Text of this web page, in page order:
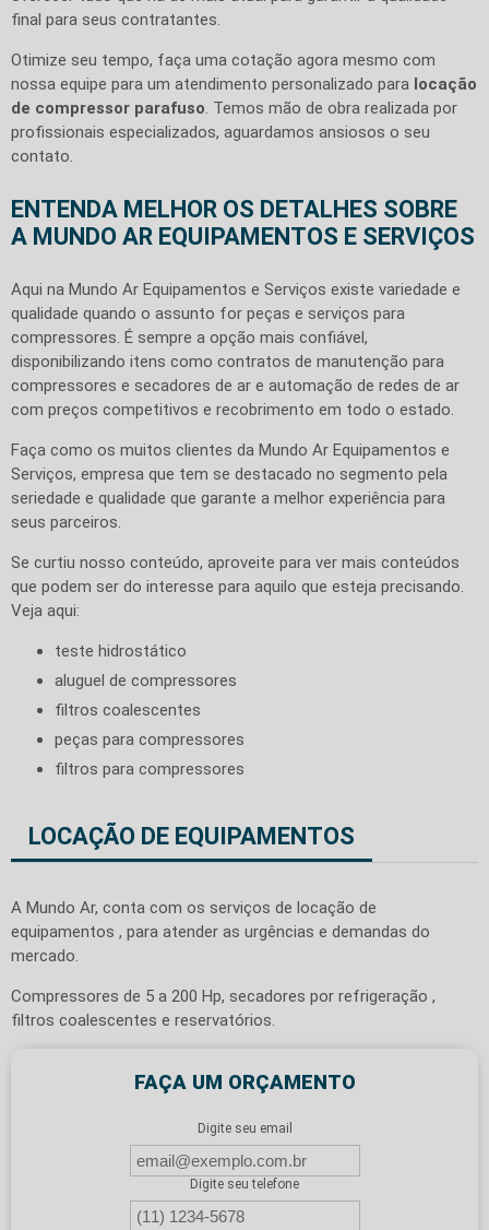
final para seus contratantes.
Otimize seu tempo, faça uma cotação agora mesmo com
nossa equipe para um atendimento personalizado para locação
de compressor parafuso. Temos mão de obra realizada por
profissionais especializados, aguardamos ansiosos o seu
contato.
ENTENDA MELHOR OS DETALHES SOBRE
A MUNDO AR EQUIPAMENTOS E SERVIÇOS
Aqui na Mundo Ar Equipamentos e Serviços existe variedade e
qualidade quando o assunto for peças e serviços para
compressores. É sempre a opção mais confiável,
disponibilizando itens como contratos de manutenção para
compressores e secadores de ar e automação de redes de ar
com preços competitivos e recobrimento em todo o estado.
Faça como os muitos clientes da Mundo Ar Equipamentos e
Serviços, empresa que tem se destacado no segmento pela
seriedade e qualidade que garante a melhor experiência para
seus parceiros.
Se curtiu nosso conteúdo, aproveite para ver mais conteúdos
que podem ser do interesse para aquilo que esteja precisando.
Veja aqui:
teste hidrostático
aluguel de compressores
filtros coalescentes
peças para compressores
filtros para compressores
LOCAÇÃO DE EQUIPAMENTOS
A Mundo Ar, conta com os serviços de locação de
equipamentos , para atender as urgências e demandas do
mercado.
Compressores de 5 a 200 Hp, secadores por refrigeração ,
filtros coalescentes e reservatórios.
FAÇA UM ORÇAMENTO
Digite seu email
Digite seu telefone